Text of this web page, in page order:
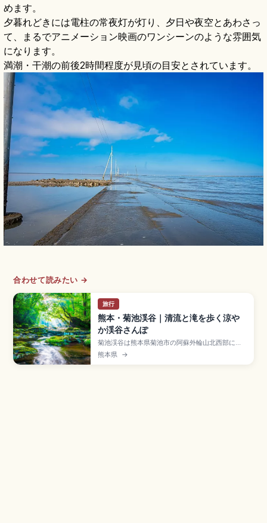
めます。
夕暮れどきには電柱の常夜灯が灯り、夕日や夜空とあわさっ
て、まるでアニメーション映画のワンシーンのような雰囲気
になります。
満潮・干潮の前後2時間程度が見頃の目安とされています。
合わせて読みたい →
旅行
熊本・菊池渓谷｜清流と滝を歩く涼や
か渓谷さんぽ
菊池渓谷は熊本県菊池市の阿蘇外輪山北西部にあ
る約1,193haの自然休養林で、「日本名水百選」
「日本の滝百選」に選ばれた清流の渓谷。「天然
熊本県 →